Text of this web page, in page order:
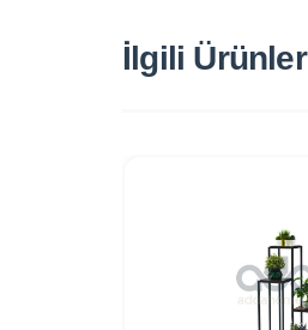
İlgili Ürünler